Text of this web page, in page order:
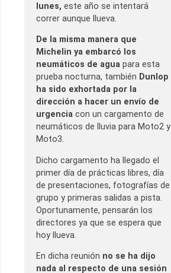
lunes, este año se intentará
correr aunque llueva.
De la misma manera que
Michelin ya embarcó los
neumáticos de agua para esta
prueba nocturna, también Dunlop
ha sido exhortada por la
dirección a hacer un envío de
urgencia con un cargamento de
neumáticos de lluvia para Moto2 y
Moto3.
Dicho cargamento ha llegado el
primer día de prácticas libres, día
de presentaciones, fotografías de
grupo y primeras salidas a pista.
Oportunamente, pensarán los
directores ya que se espera que
hoy llueva.
En dicha reunión no se ha dijo
nada al respecto de una sesión